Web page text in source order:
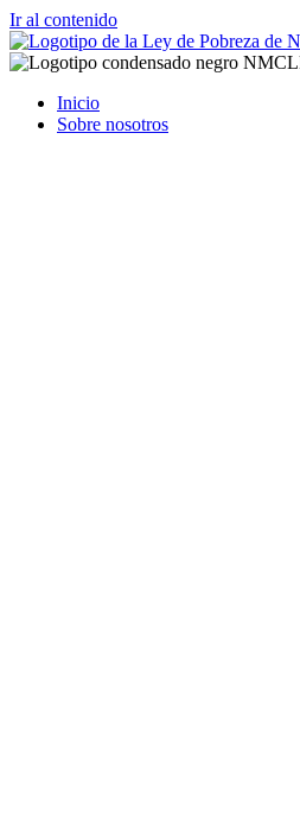
Ir al contenido
Inicio
Sobre nosotros